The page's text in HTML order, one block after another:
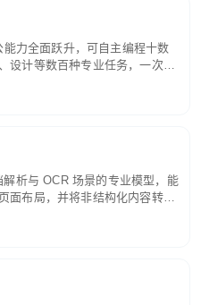
力全面跃升，可自主编程十数
设计等数百种专业任务，一次对
理解贯穿规划、执行与验证全流
义解析。长程任务中自主规划与
析与 OCR 场景的专业模型，能
面布局，并将非结构化内容转换
化结果。